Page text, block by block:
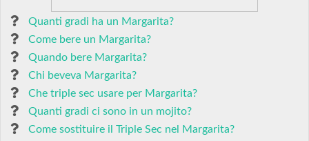
Quanti gradi ha un Margarita?
Come bere un Margarita?
Quando bere Margarita?
Chi beveva Margarita?
Che triple sec usare per Margarita?
Quanti gradi ci sono in un mojito?
Come sostituire il Triple Sec nel Margarita?